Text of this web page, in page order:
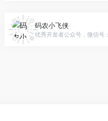
码农小飞侠
优秀开发者公众号，微信